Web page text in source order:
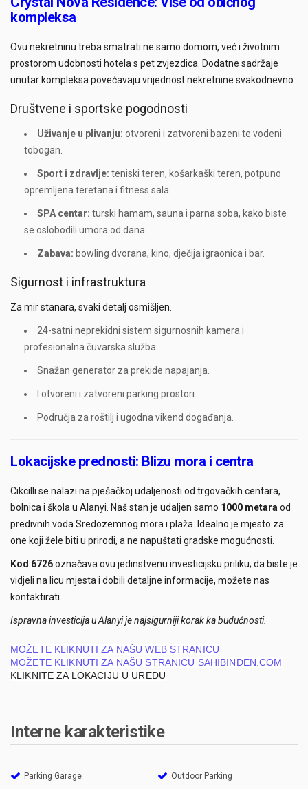
kompleksa
Ovu nekretninu treba smatrati ne samo domom, već i životnim
prostorom udobnosti hotela s pet zvjezdica. Dodatne sadržaje
unutar kompleksa povećavaju vrijednost nekretnine svakodnevno:
Društvene i sportske pogodnosti
Uživanje u plivanju: otvoreni i zatvoreni bazeni te vodeni
tobogan.
Sport i zdravlje: teniski teren, košarkaški teren, potpuno
opremljena teretana i fitness sala.
SPA centar: turski hamam, sauna i parna soba, kako biste
se oslobodili umora od dana.
Zabava: bowling dvorana, kino, dječija igraonica i bar.
Sigurnost i infrastruktura
Za mir stanara, svaki detalj osmišljen.
24-satni neprekidni sistem sigurnosnih kamera i
profesionalna čuvarska služba.
Snažan generator za prekide napajanja.
I otvoreni i zatvoreni parking prostori.
Područja za roštilj i ugodna vikend događanja.
Lokacijske prednosti: Blizu mora i centra
Cikcilli se nalazi na pješačkoj udaljenosti od trgovačkih centara,
bolnica i škola u Alanyi. Naš stan je udaljen samo 1000 metaraod
predivnih voda Sredozemnog mora i plaža. Idealno je mjesto za
one koji žele biti u prirodi, a ne napuštati gradske mogućnosti.
Kod 6726označava ovu jedinstvenu investicijsku priliku; da biste je
vidjeli na licu mjesta i dobili detaljne informacije, možete nas
kontaktirati.
Ispravna investicija u Alanyi je najsigurniji korak ka budućnosti.
MOŽETE KLIKNUTI ZA NAŠU WEB STRANICU
MOŽETE KLIKNUTI ZA NAŠU STRANICU SAHİBİNDEN.COM
KLIKNITE ZA LOKACIJU U UREDU
Interne karakteristike
Parking Garage Outdoor Parking